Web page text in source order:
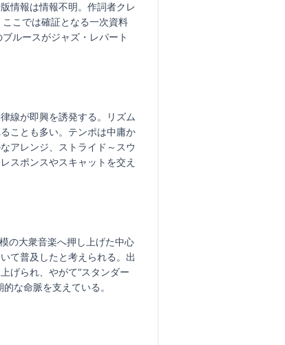
情報は情報不明。作詞者クレ
こでは確証となる一次資料
ルースがジャズ・レパート
線が即興を誘発する。リズム
ことも多い。テンポは中庸か
アレンジ、ストライド～スウ
スポンスやスキャットを交え
の大衆音楽へ押し上げた中心
て普及したと考えられる。出
げられ、やがて“スタンダー
な命脈を支えている。